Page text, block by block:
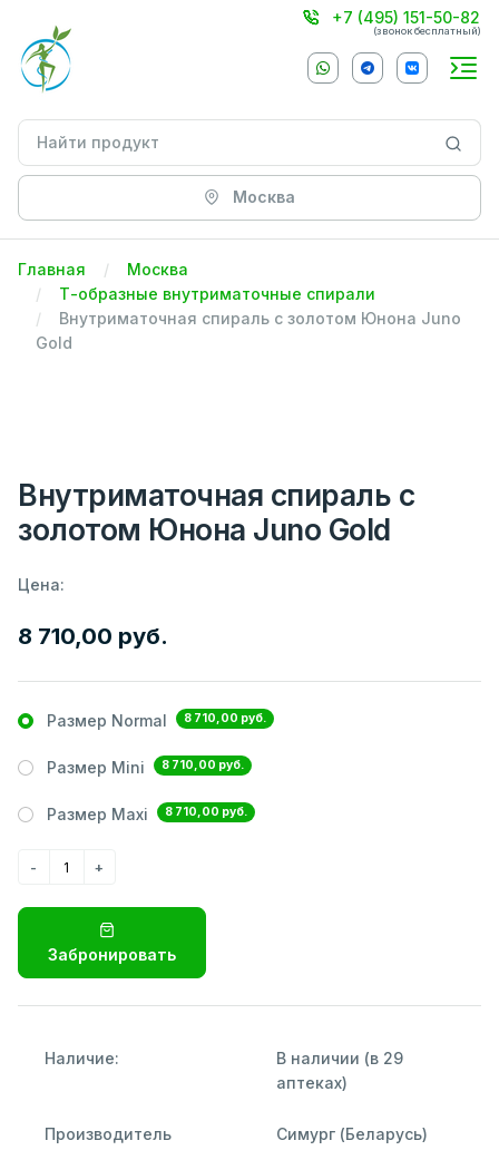
+7 (495) 151-50-82
(звонок бесплатный)
Москва
Главная
Москва
Т-образные внутриматочные спирали
Внутриматочная спираль с золотом Юнона Juno
Gold
Внутриматочная спираль с
золотом Юнона Juno Gold
Цена:
8 710,00 руб.
Размер Normal 8 710,00 руб.
Размер Mini 8 710,00 руб.
Размер Maxi 8 710,00 руб.
Забронировать
Наличие:
В наличии (в 29
аптеках)
Производитель Симург (Беларусь)